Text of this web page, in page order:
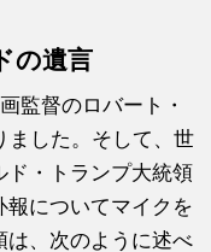
の遺言
監督のロバート・
ました。そして、世
ド・トランプ大統領
報についてマイクを
は、次のように述べ